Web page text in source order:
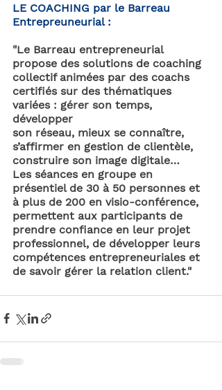
LE COACHING par le Barreau
Entrepreuneurial :
"Le Barreau entrepreneurial
propose des solutions de coaching
collectif animées par des coachs
certifiés sur des thématiques
variées : gérer son temps,
développer
son réseau, mieux se connaître,
s’affirmer en gestion de clientèle,
construire son image digitale…
Les séances en groupe en
présentiel de 30 à 50 personnes et
à plus de 200 en visio-conférence,
permettent aux participants de
prendre confiance en leur projet
professionnel, de développer leurs
compétences entrepreneuriales et
de savoir gérer la relation client."